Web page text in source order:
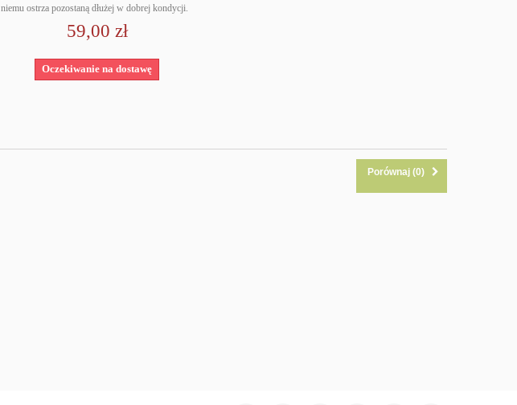
niemu ostrza pozostaną dłużej w dobrej kondycji.
59,00 zł
Oczekiwanie na dostawę
Porównaj (0)